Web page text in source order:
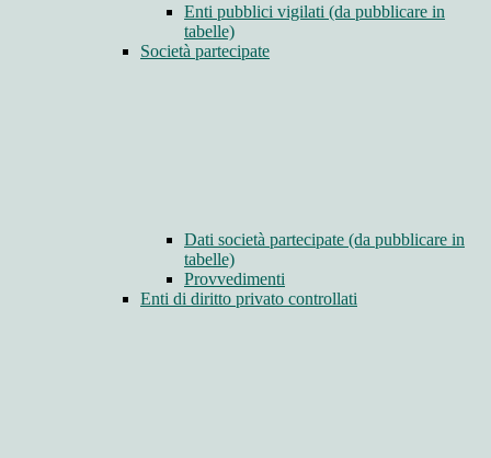
Enti pubblici vigilati (da pubblicare in
tabelle)
Società partecipate
Dati società partecipate (da pubblicare in
tabelle)
Provvedimenti
Enti di diritto privato controllati